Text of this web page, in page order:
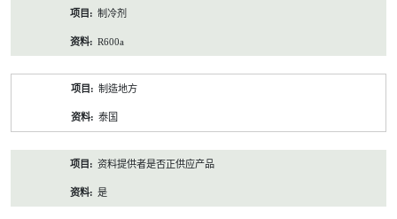
制冷剂
R600a
制造地方
泰国
资料提供者是否正供应产品
是